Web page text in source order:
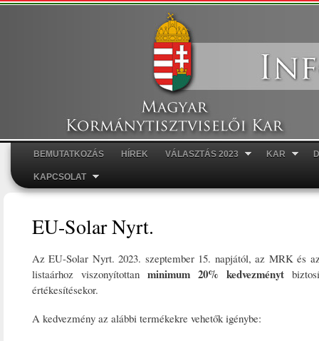
Főmenü
BEMUTATKOZÁS HÍREK VÁLASZTÁS 2023 KAR
KAPCSOLAT
EU-Solar Nyrt.
Az EU-Solar Nyrt. 2023. szeptember 15. napjától, az MRK és
listaárhoz viszonyítottan minimum 20% kedvezményt
értékesítésekor.
A kedvezmény az alábbi termékekre vehetők igénybe: